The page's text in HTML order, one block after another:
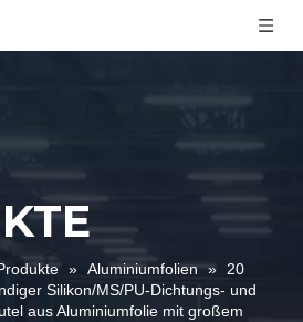
» Aluminiumfolien »
20
Silikon/MS/PU-Dichtungs- und
aus Aluminiumfolie mit großem